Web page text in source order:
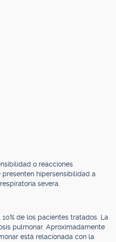
o reacciones
hipersensibilidad a
severa.
de los pacientes tratados. La
pulmonar. Aproximadamente
está relacionada con la